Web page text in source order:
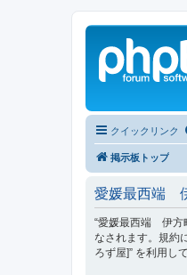
クイックリンク
掲示板トップ
愛媛最西端
“愛媛最西端 伊方
なされます。規約
ろず屋]” を利用し